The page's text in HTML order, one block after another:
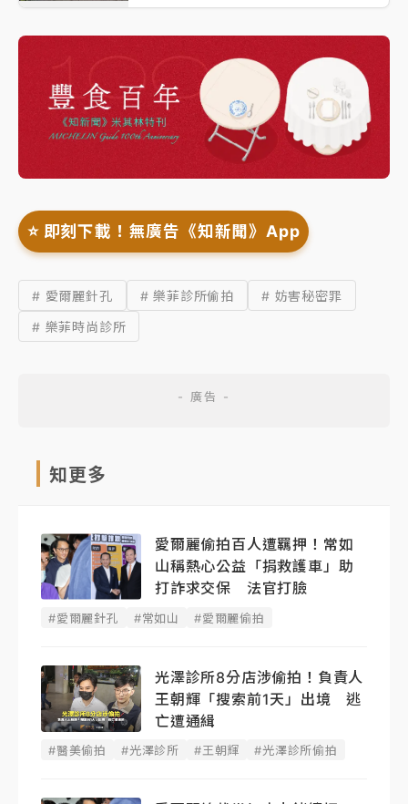
⭐️ 即刻下載！無廣告《知新聞》App
# 愛爾麗針孔 # 樂菲診所偷拍
# 妨害秘密罪
# 樂菲時尚診所
知更多
愛爾麗偷拍百人遭羈押！常如
山稱熱心公益「捐救護車」助
打詐求交保 法官打臉
#愛爾麗針孔 #常如山 #愛爾麗偷拍
光澤診所8分店涉偷拍！負責人
王朝輝「搜索前1天」出境 逃
亡遭通緝
#醫美偷拍 #光澤診所 #王朝輝 #光澤診所偷拍